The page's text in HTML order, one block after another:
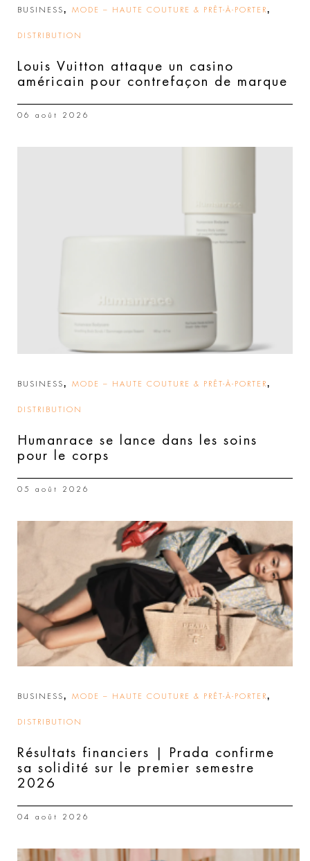
BUSINESS, MODE – HAUTE COUTURE & PRÊT-À-PORTER,
DISTRIBUTION
Louis Vuitton attaque un casino
américain pour contrefaçon de marque
06 août 2026
BUSINESS, MODE – HAUTE COUTURE & PRÊT-À-PORTER,
DISTRIBUTION
Humanrace se lance dans les soins
pour le corps
05 août 2026
BUSINESS, MODE – HAUTE COUTURE & PRÊT-À-PORTER,
DISTRIBUTION
Résultats financiers | Prada confirme
sa solidité sur le premier semestre
2026
04 août 2026